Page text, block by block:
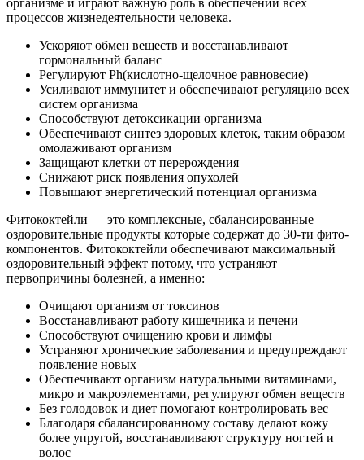
организме и играют важную роль в обеспечении всех
процессов жизнедеятельности человека.
Ускоряют обмен веществ и восстанавливают
гормональный баланс
Регулируют Ph(кислотно-щелочное равновесие)
Усиливают иммунитет и обеспечивают регуляцию всех
систем организма
Способствуют детоксикации организма
Обеспечивают синтез здоровых клеток, таким образом
омолаживают организм
Защищают клетки от перерождения
Cнижают риск появления опухолей
Повышают энергетический потенциал организма
Фитококтейли — это комплексные, сбалансированные
оздоровительные продукты которые содержат до 30-ти фито-
компонентов. Фитококтейли обеспечивают максимальный
оздоровительный эффект потому, что устраняют
первопричины болезней, а именно:
Очищают организм от токсинов
Восстанавливают работу кишечника и печени
Способствуют очищению крови и лимфы
Устраняют хронические заболевания и предупреждают
появление новых
Обеспечивают организм натуральными витаминами,
микро и макроэлементами, регулируют обмен веществ
Без голодовок и диет помогают контролировать вес
Благодаря сбалансированному составу делают кожу
более упругой, восстанавливают структуру ногтей и
волос